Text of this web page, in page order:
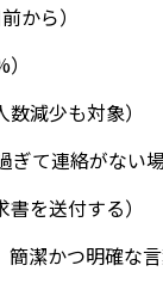
から）
減少も対象）
て連絡がない
を送付する）
潔かつ明確な